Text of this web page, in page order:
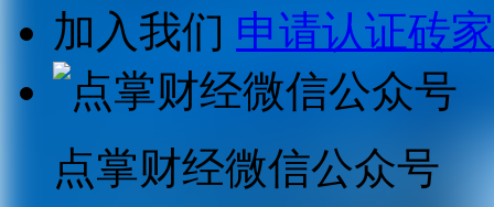
加入我们 申请认证砖家
点掌财经微信公众号